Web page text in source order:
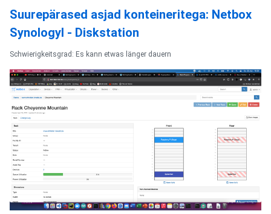
Suurepärased asjad konteineritega: Netbox
Synologyl - Diskstation
Schwierigkeitsgrad: Es kann etwas länger dauern